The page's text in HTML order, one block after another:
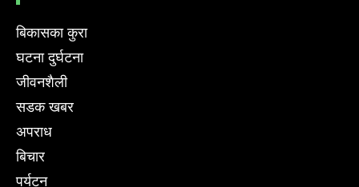
बिकासका कुरा
घटना दुर्घटना
जीवनशैली
सडक खबर
अपराध
बिचार
पर्यटन